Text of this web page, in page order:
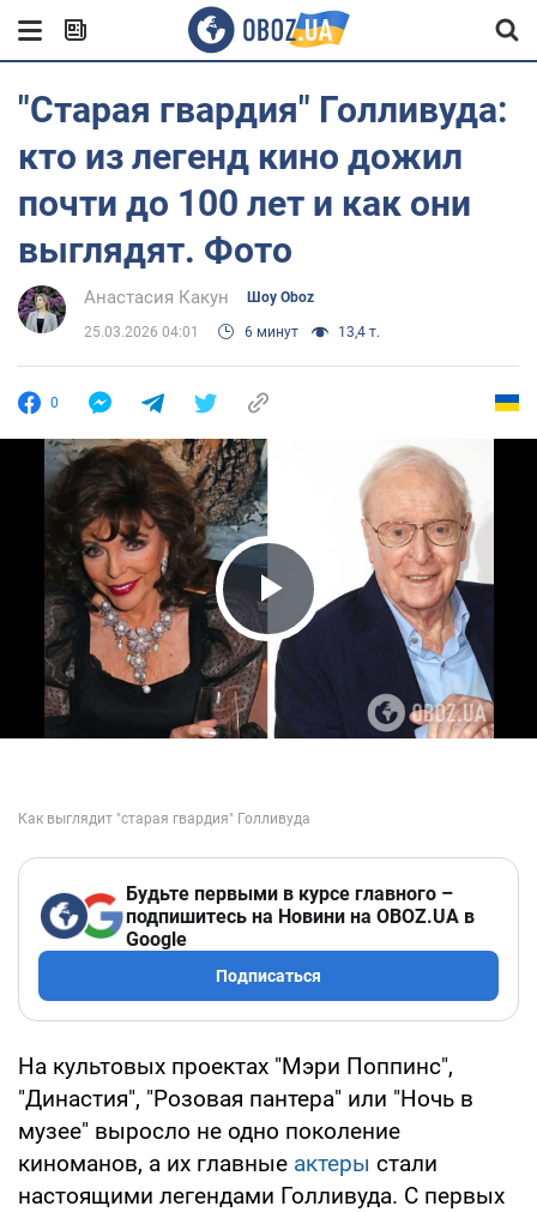
"Старая гвардия" Голливуда:
кто из легенд кино дожил
почти до 100 лет и как они
выглядят. Фото
Анастасия Какун Шоу Oboz
25.03.2026 04:01 6 минут 13,4 т.
0
Play Video
Будьте первыми в курсе главного –
подпишитесь на Новини на OBOZ.UA в
Google
Подписаться
На культовых проектах "Мэри Поппинс",
"Династия", "Розовая пантера" или "Ночь в
музее" выросло не одно поколение
киноманов, а их главные актеры стали
настоящими легендами Голливуда. С первых